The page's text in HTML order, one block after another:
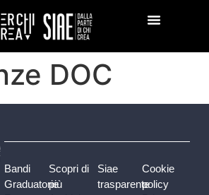
DOC
Bandi
Graduatorie
Scopri di
più
Siae
trasparente
Cookie
policy